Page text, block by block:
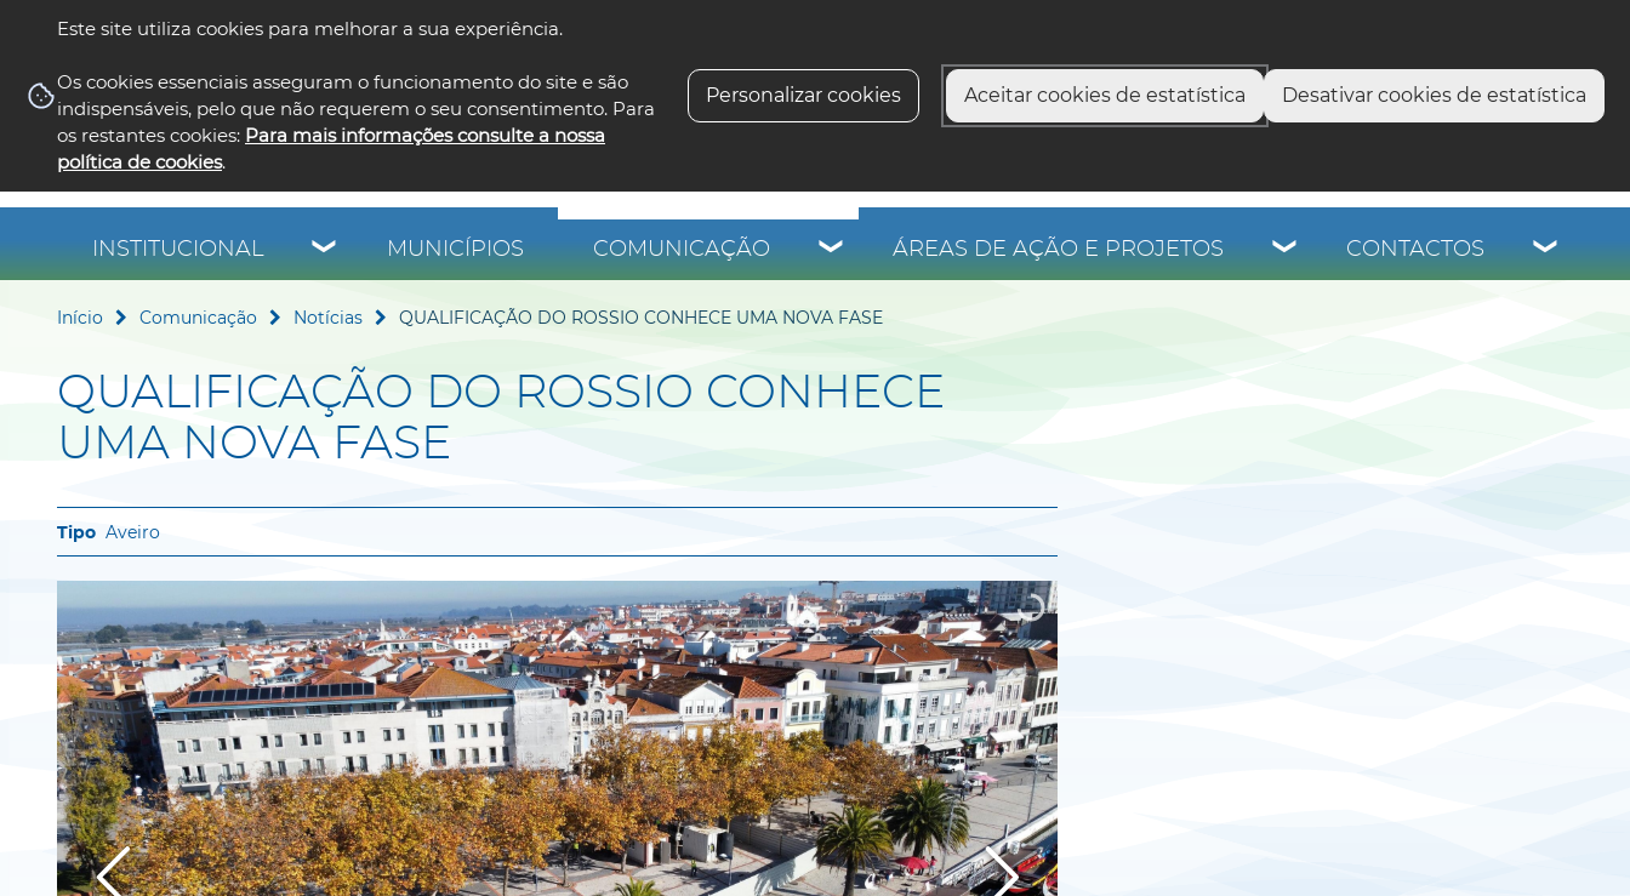
Este site utiliza cookies para melhorar a sua experiência.
Os cookies essenciais asseguram o funcionamento do site e são
indispensáveis, pelo que não requerem o seu consentimento. Para
os restantes cookies: Para mais informações consulte a nossa
política de cookies.
Personalizar cookies Aceitar cookies de estatística Desativar cookies de estatística
INSTITUCIONAL MUNICÍPIOS COMUNICAÇÃO ÁREAS DE AÇÃO E PROJETOS CONTACTOS
Início Comunicação Notícias QUALIFICAÇÃO DO ROSSIO CONHECE UMA NOVA FASE
QUALIFICAÇÃO DO ROSSIO CONHECE
UMA NOVA FASE
Aveiro